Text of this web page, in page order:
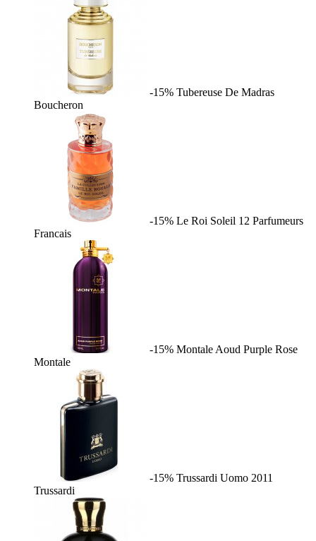
-15% Tubereuse De Madras
Boucheron
-15% Le Roi Soleil 12 Parfumeurs
Francais
-15% Montale Aoud Purple Rose
Montale
-15% Trussardi Uomo 2011
Trussardi